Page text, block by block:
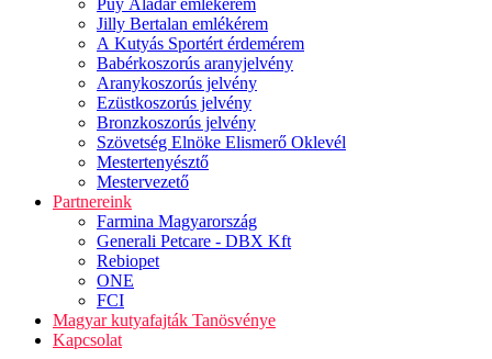
Puy Aladár emlékérem
Jilly Bertalan emlékérem
A Kutyás Sportért érdemérem
Babérkoszorús aranyjelvény
Aranykoszorús jelvény
Ezüstkoszorús jelvény
Bronzkoszorús jelvény
Szövetség Elnöke Elismerő Oklevél
Mestertenyésztő
Mestervezető
Partnereink
Farmina Magyarország
Generali Petcare - DBX Kft
Rebiopet
ONE
FCI
Magyar kutyafajták Tanösvénye
Kapcsolat